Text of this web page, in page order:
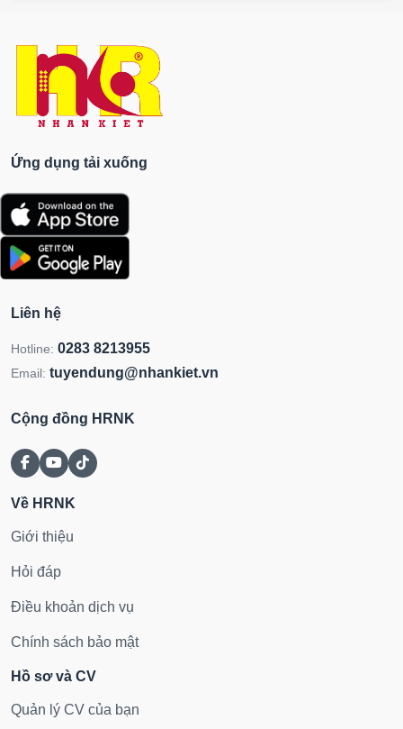
Ứng dụng tải xuống
Liên hệ
Hotline: 0283 8213955
Email: tuyendung@nhankiet.vn
Cộng đồng HRNK
Về HRNK
Giới thiệu
Hỏi đáp
Điều khoản dịch vụ
Chính sách bảo mật
Hồ sơ và CV
Quản lý CV của bạn